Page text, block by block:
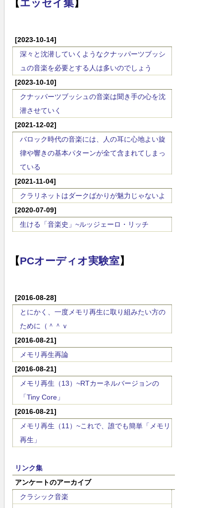
【エッセイ集】
[2023-10-14]
深々と沈潜していくようなクナッパーツブッシ
ュの音楽を必要とする人は多いのでしょう
[2023-10-10]
クナッパーツブッシュの音楽は聞き手の心を沈
潜させていく
[2021-12-02]
バロック時代の音楽には、人の耳に心地よい旋
律や響きの基本パターンが全て含まれてしまっ
ている
[2021-11-04]
クラリネットはダークばかりが魅力じゃないよ
[2020-07-09]
生ける「音楽史」~ルッジェーロ・リッチ
【PCオーディオ実験室】
[2016-08-28]
とにかく、一度メモリ再生に取り組みたい方の
ために（＾＾ｖ
[2016-08-21]
メモリ再生再論
[2016-08-21]
メモリ再生（13）~RTカーネルバージョンの
「Tiny Core」
[2016-08-21]
メモリ再生（11）~これで、誰でも簡単「メモリ
再生」
リンク集
アンケートのアーカイブ
クラシック音楽